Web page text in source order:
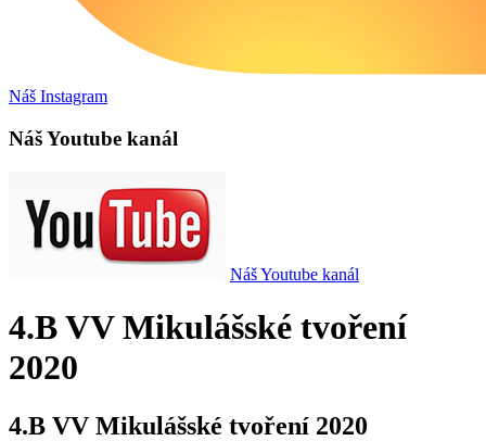
Náš Instagram
Náš Youtube kanál
Náš Youtube kanál
4.B VV Mikulášské tvoření
2020
4.B VV Mikulášské tvoření 2020